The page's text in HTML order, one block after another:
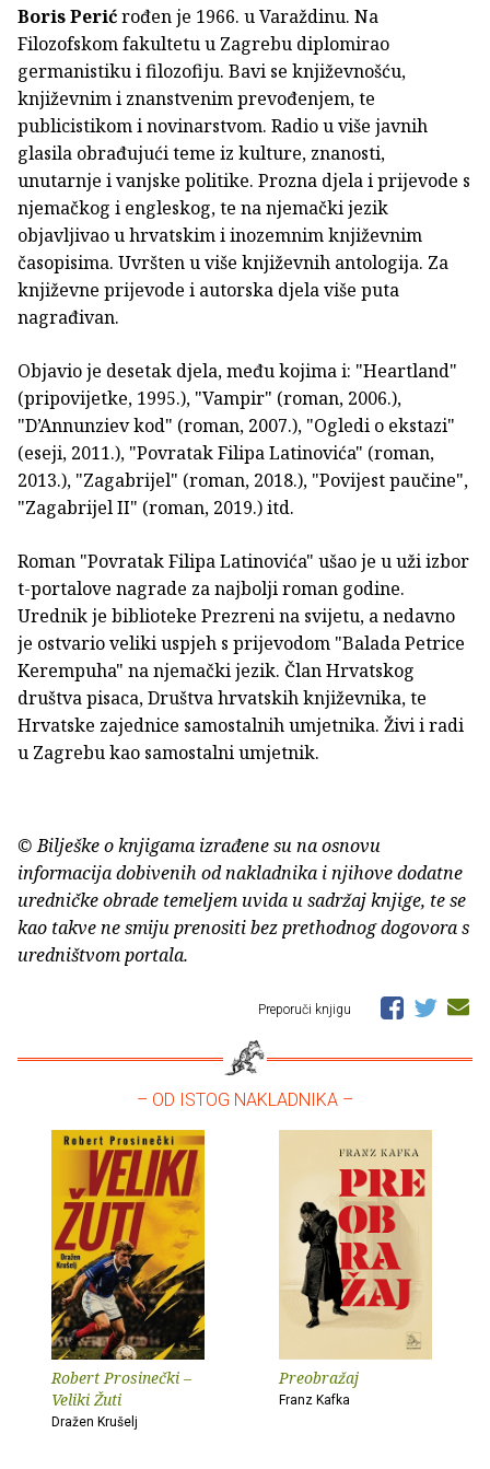
Boris Perićrođen je 1966. u Varaždinu. Na
Filozofskom fakultetu u Zagrebu diplomirao
germanistiku i filozofiju. Bavi se književnošću,
književnim i znanstvenim prevođenjem, te
publicistikom i novinarstvom. Radio u više javnih
glasila obrađujući teme iz kulture, znanosti,
unutarnje i vanjske politike. Prozna djela i prijevode s
njemačkog i engleskog, te na njemački jezik
objavljivao u hrvatskim i inozemnim književnim
časopisima. Uvršten u više književnih antologija. Za
književne prijevode i autorska djela više puta
nagrađivan.
Objavio je desetak djela, među kojima i: "Heartland"
(pripovijetke, 1995.), "Vampir" (roman, 2006.),
"D’Annunziev kod" (roman, 2007.), "Ogledi o ekstazi"
(eseji, 2011.), "Povratak Filipa Latinovića" (roman,
2013.), "Zagabrijel" (roman, 2018.), "Povijest paučine",
"Zagabrijel II" (roman, 2019.) itd.
Roman "Povratak Filipa Latinovića" ušao je u uži izbor
t-portalove nagrade za najbolji roman godine.
Urednik je biblioteke Prezreni na svijetu, a nedavno
je ostvario veliki uspjeh s prijevodom "Balada Petrice
Kerempuha" na njemački jezik. Član Hrvatskog
društva pisaca, Društva hrvatskih književnika, te
Hrvatske zajednice samostalnih umjetnika. Živi i radi
u Zagrebu kao samostalni umjetnik.
© Bilješke o knjigama izrađene su na osnovu
informacija dobivenih od nakladnika i njihove dodatne
uredničke obrade temeljem uvida u sadržaj knjige, te se
kao takve ne smiju prenositi bez prethodnog dogovora s
uredništvom portala.
Preporuči knjigu
– OD ISTOG NAKLADNIKA –
Robert Prosinečki –
Veliki Žuti
Dražen Krušelj
Preobražaj
Franz Kafka